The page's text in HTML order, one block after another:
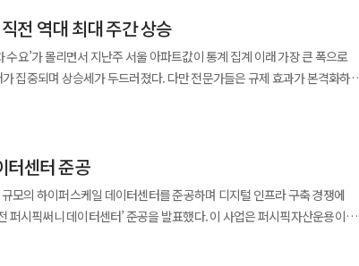
구(0.27%),
동산원은 “전세 매물 부족으로 가격이 오르고 있으며 학군이나 교통 등 정주
세입자들은 전세 재계약 시 갱신권을
래가 공개 시스템에 따르면 올해 서울 아파트 전세 재계약 4만9454건
뤄졌다. 현행법상 갱신권을 사용할 경우 임대료는 5% 이내에서만 인상할
‘공덕파크자이’ 전용 84.9㎡(12층)는 전세금이 9억8000만원에서
개 지역을
을 부추기고 있다. 해당 지역에서는 실거주 목적이 아닌 갭투자가 사실상
이 시장에서 빠르게 사라지고 있으며 자산가들은 매도 대신 증여로 버티는
전 역대 최대 주간 상승
수요’가 몰리면서 지난주 서울 아파트값이 통계 집계 이래 가장 큰 폭으로
집중되며 상승세가 두드러졌다. 다만 전문가들은 규제 효과가 본격화하는
셋째 주(20일 기준) 전국
일)를 모두 포함하면서 상승 거래와 규제 전 막판 거래가 함께 반영된
내놨다. 규제 지역 지정은 16일부터, 토지거래허가구역은 20일부터
광진구(1.29%), 성동구(1.25%), 강동구(1.12%) 등 한강벨트 지역은 한
터센터 준공
모의 하이퍼스케일 데이터센터를 준공하며 디지털 인프라 구축 경쟁에
신한금융투자가 공동 투자한 총 1조3000억 원 규모로 연면적 9만9125㎡